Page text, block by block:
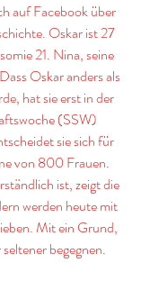
auf Facebook über
Oskar ist 27
21. Nina, seine
Oskar anders als
hat sie erst in der
(SSW)
sie sich für
von 800 Frauen.
ist, zeigt die
werden heute mit
Mit ein Grund,
begegnen.